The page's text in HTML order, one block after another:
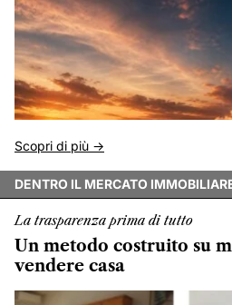
Scopri di più ->
DENTRO IL MERCATO
La trasparenza prima di tutto
Un metodo costruito su
vendere casa